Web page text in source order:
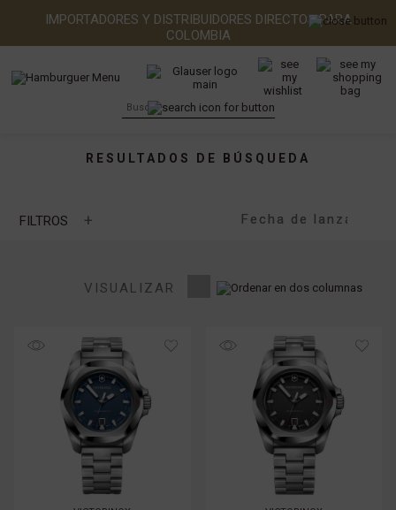
IMPORTADORES Y DISTRIBUIDORES DIRECTOS PARA
COLOMBIA
RESULTADOS DE BÚSQUEDA
FILTROS +
VISUALIZAR